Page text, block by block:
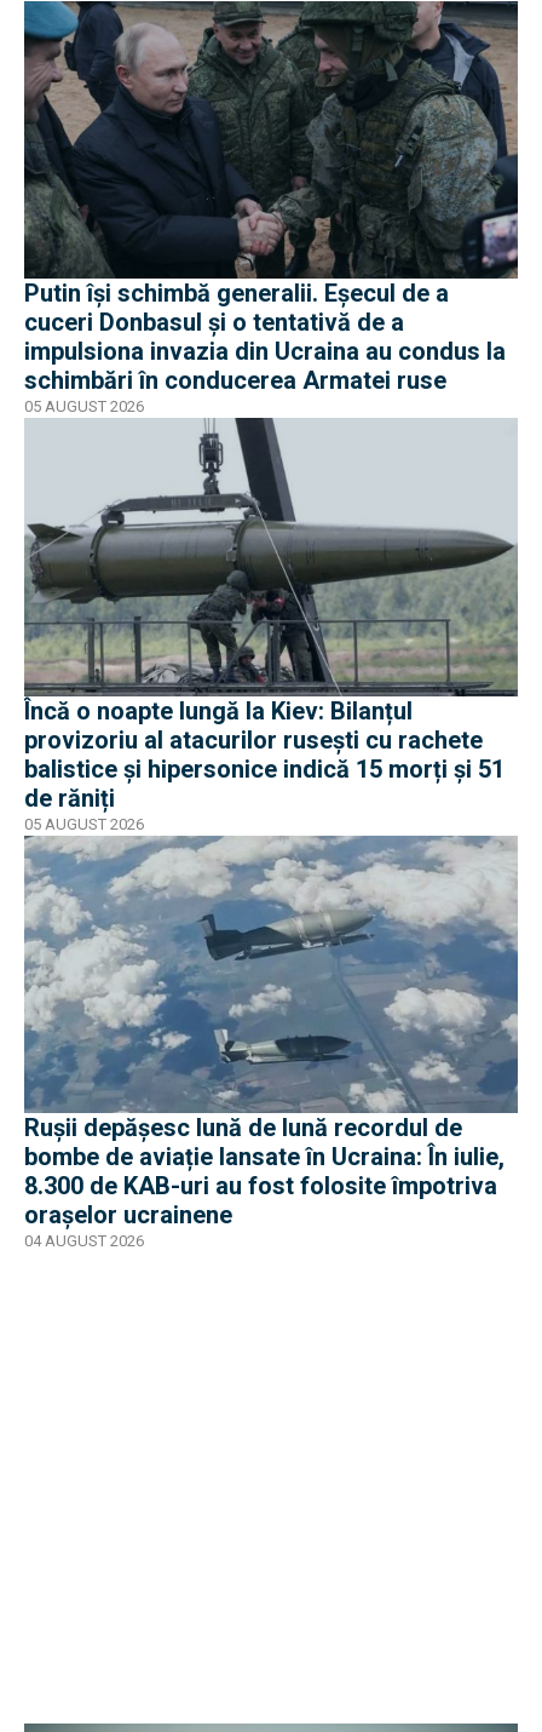
Putin își schimbă generalii. Eșecul de a
cuceri Donbasul și o tentativă de a
impulsiona invazia din Ucraina au condus la
schimbări în conducerea Armatei ruse
05 AUGUST 2026
Încă o noapte lungă la Kiev: Bilanțul
provizoriu al atacurilor rusești cu rachete
balistice și hipersonice indică 15 morți și 51
de răniți
05 AUGUST 2026
Rușii depășesc lună de lună recordul de
bombe de aviație lansate în Ucraina: În iulie,
8.300 de KAB-uri au fost folosite împotriva
orașelor ucrainene
04 AUGUST 2026